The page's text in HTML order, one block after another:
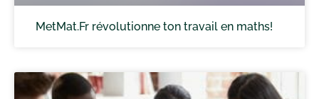
MetMat.Fr révolutionne ton travail en maths!